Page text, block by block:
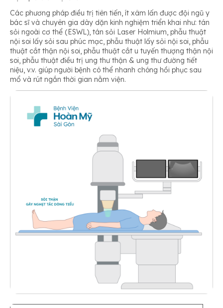
Các phương pháp điều trị tiên tiến, ít xâm lấn được đội ngũ y
bác sĩ và chuyên gia dày dặn kinh nghiệm triển khai như: tán
sỏi ngoài cơ thể (ESWL), tán sỏi Laser Holmium, phẫu thuật
nội soi lấy sỏi sau phúc mạc, phẫu thuật lấy sỏi nội soi, phẫu
thuật cắt thận nội soi, phẫu thuật cắt u tuyến thượng thận nội
soi, phẫu thuật điều trị ung thư thận & ung thư đường tiết
niệu, v.v. giúp người bệnh có thể nhanh chóng hồi phục sau
mổ và rút ngắn thời gian nằm viện.